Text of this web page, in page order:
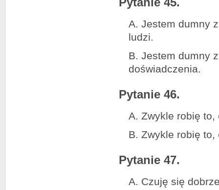
A. Jestem dumny
ludzi.
B. Jestem dumny
doświadczenia.
Pytanie 46.
A. Zwykle robię
B. Zwykle robię
Pytanie 47.
A. Czuję się